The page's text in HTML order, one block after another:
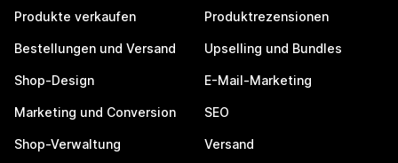
Produkte verkaufen
Bestellungen und Versand
Shop-Design
Marketing und Conversion
Shop-Verwaltung
Produktrezensionen
Upselling und Bundles
E-Mail-Marketing
SEO
Versand